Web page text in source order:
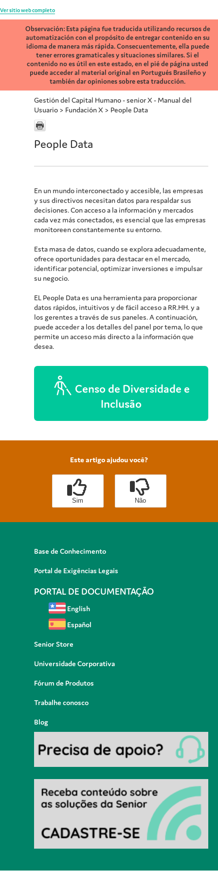
Ver sitio web completo
Observación: Esta página fue traducida utilizando recursos de
automatización con el propósito de entregar contenido en su
idioma de manera más rápida. Consecuentemente, ella puede
tener errores gramaticales y situaciones similares. Si el
contenido no es útil en este estado, en el pié de página usted
puede acceder al material original en Portugués Brasileño y
también dar opiniones sobre esta traducción.
Gestión del Capital Humano - senior X - Manual del
Usuario > Fundación X > People Data
People Data
En un mundo interconectado y accesible, las empresas
y sus directivos necesitan datos para respaldar sus
decisiones. Con acceso a la información y mercados
cada vez más conectados, es esencial que las empresas
monitoreen constantemente su entorno.
Esta masa de datos, cuando se explora adecuadamente,
ofrece oportunidades para destacar en el mercado,
identificar potencial, optimizar inversiones e impulsar
su negocio.
EL People Dataes una herramienta para proporcionar
datos rápidos, intuitivos y de fácil acceso a RR.HH. y a
los gerentes a través de sus paneles.A continuación,
puede acceder a los detalles del panel por tema, lo que
permite un acceso más directo a la información que
desea.
Censo de Diversidade e
Inclusão
Este artigo ajudou você?
Sim Não
Base de Conhecimento
Portal de Exigências Legais
PORTAL DE DOCUMENTAÇÃO
English
Español
Senior Store
Universidade Corporativa
Fórum de Produtos
Trabalhe conosco
Blog